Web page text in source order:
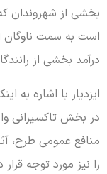
بخشی از شهروندان
است به سمت ناوگان
درآمد بخشی از
ایزدیار با اشاره به
در بخش تاکسیرانی
منافع عمومی طرح،
را نیز مورد توجه